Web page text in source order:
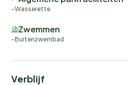
Wasserette
Zwemmen
Buitenzwembad
Verblijf